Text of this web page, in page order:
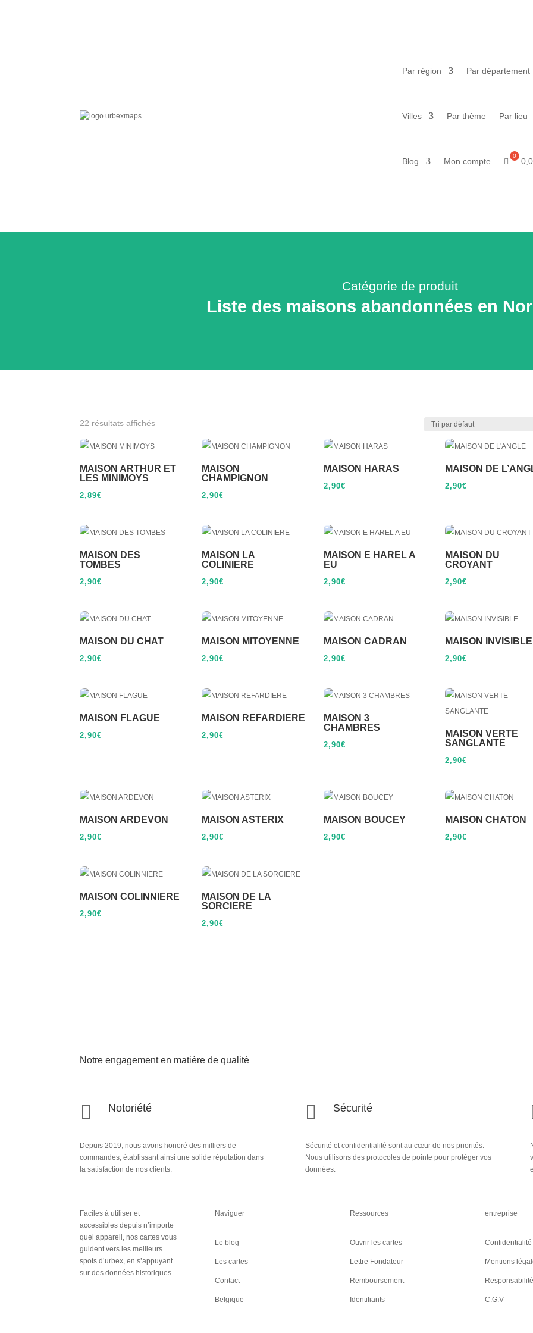
Par région Par département
Villes Par thème Par lieu
Blog Mon compte
Catégorie de produit
Liste des maisons abandonnées en
22 résultats affichés
MAISON ARTHUR ET
LES MINIMOYS
2,89€
MAISON
CHAMPIGNON
2,90€
MAISON HARAS
2,90€
MAISON DE
2,90€
MAISON DES
TOMBES
2,90€
MAISON LA
COLINIERE
2,90€
MAISON E HAREL A
EU
2,90€
MAISON DU
CROYANT
2,90€
MAISON DU CHAT
2,90€
MAISON MITOYENNE
2,90€
MAISON CADRAN
2,90€
MAISON INVISIBLE
2,90€
MAISON FLAGUE
2,90€
MAISON REFARDIERE
2,90€
MAISON 3
CHAMBRES
2,90€
MAISON VERTE
SANGLANTE
2,90€
MAISON ARDEVON
2,90€
MAISON ASTERIX
2,90€
MAISON BOUCEY
2,90€
MAISON CHATON
2,90€
MAISON COLINNIERE
2,90€
MAISON DE LA
SORCIERE
2,90€
Notre engagement en matière de qualité
 Notoriété
Depuis 2019, nous avons honoré des milliers de
commandes, établissant ainsi une solide réputation dans
la satisfaction de nos clients.
 Sécurité
Sécurité et confidentialité sont au cœur de nos priorités.
Nous utilisons des protocoles de pointe pour protéger vos
données.
Faciles à utiliser et
accessibles depuis n’importe
quel appareil, nos cartes vous
guident vers les meilleurs
spots d’urbex, en s’appuyant
sur des données historiques.
Naviguer
Le blog
Les cartes
Contact
Belgique
Ressources
Ouvrir les cartes
Lettre Fondateur
Remboursement
Identifiants
entreprise
Confidentialité
Mentions
C.G.V